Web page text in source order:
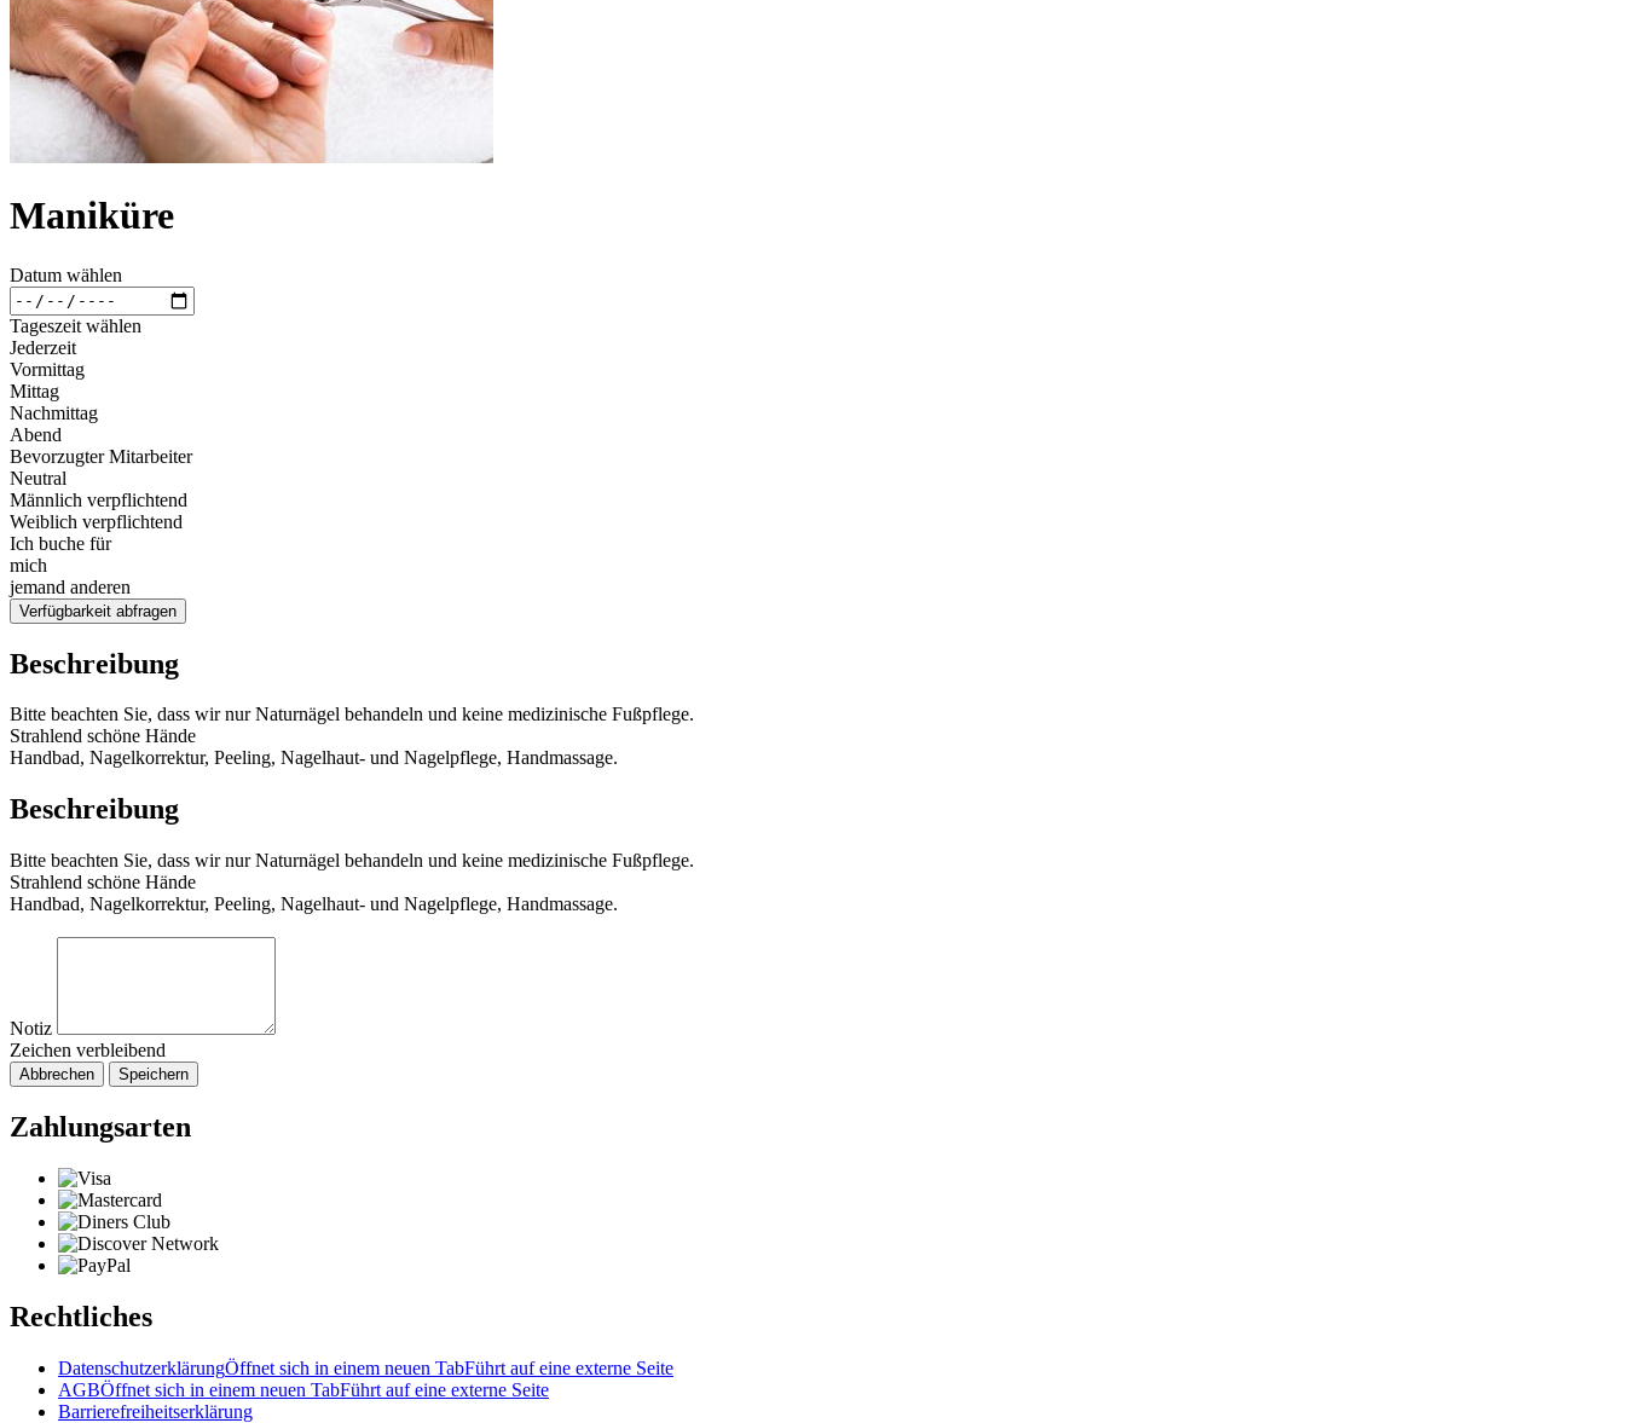
Maniküre
Datum wählen
Tageszeit wählen
Jederzeit
Vormittag
Mittag
Nachmittag
Abend
Bevorzugter Mitarbeiter
Neutral
Männlich verpflichtend
Weiblich verpflichtend
Ich buche für
mich
jemand anderen
Verfügbarkeit abfragen
Beschreibung
Bitte beachten Sie, dass wir nur Naturnägel behandeln und keine medizinische Fußpflege.
Strahlend schöne Hände
Handbad, Nagelkorrektur, Peeling, Nagelhaut- und Nagelpflege, Handmassage.
Beschreibung
Bitte beachten Sie, dass wir nur Naturnägel behandeln und keine medizinische Fußpflege.
Strahlend schöne Hände
Handbad, Nagelkorrektur, Peeling, Nagelhaut- und Nagelpflege, Handmassage.
Notiz
Zeichen verbleibend
Abbrechen Speichern
Zahlungsarten
Rechtliches
DatenschutzerklärungÖffnet sich in einem neuen TabFührt auf eine externe Seite
AGBÖffnet sich in einem neuen TabFührt auf eine externe Seite
Barrierefreiheitserklärung